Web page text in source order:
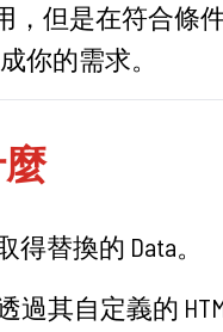
，但是在符合條
你的需求。
得替換的 Data。
其自定義的